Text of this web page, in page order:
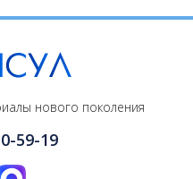
нового поколения
59-19